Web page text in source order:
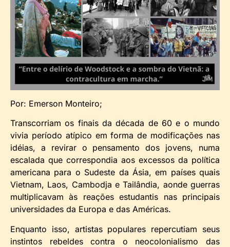
Por: Emerson Monteiro;
Transcorriam os finais da década de 60 e o mundo
vivia período atípico em forma de modificações nas
idéias, a revirar o pensamento dos jovens, numa
escalada que correspondia aos excessos da política
americana para o Sudeste da Ásia, em países quais
Vietnam, Laos, Cambodja e Tailândia, aonde guerras
multiplicavam às reações estudantis nas principais
universidades da Europa e das Américas.
Enquanto isso, artistas populares repercutiam seus
instintos rebeldes contra o neocolonialismo das